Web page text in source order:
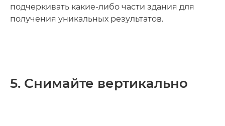
подчеркивать какие-либо части здания для
получения уникальных результатов.
5. Снимайте вертикально